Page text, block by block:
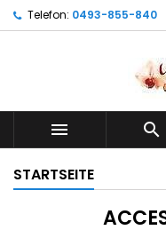
Telefon: 0493-855-840
 
STARTSEITE